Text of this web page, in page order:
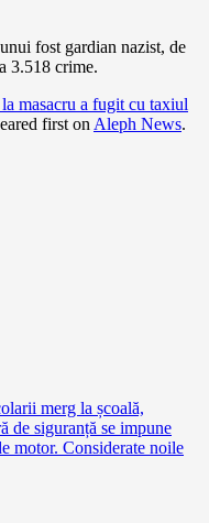
fost gardian nazist, de
3.518 crime.
masacru a fugit cu taxiul
first on Aleph News.
merg la școală,
de siguranță se impune
motor. Considerate noile